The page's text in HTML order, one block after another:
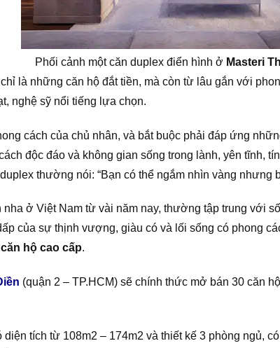
Phối cảnh một căn duplex điển hình ở Masteri
là những căn hộ đắt tiền, mà còn từ lâu gắn với
nghệ sỹ nổi tiếng lựa chọn.
cách của chủ nhân, và bắt buộc phải đáp ứng
độc đáo và không gian sống trong lành, yên
thường nói: “Bạn có thể ngắm nhìn vàng nhưng
nha ở Việt Nam từ vài năm nay, thường tập trung với
của sự thịnh vượng, giàu có và lối sống có phong
căn hộ cao cấp.
(quận 2 – TP.HCM) sẽ chính thức mở bán 30 căn
diện tích từ 108m2 – 174m2 và thiết kế 3 phòng ngủ,